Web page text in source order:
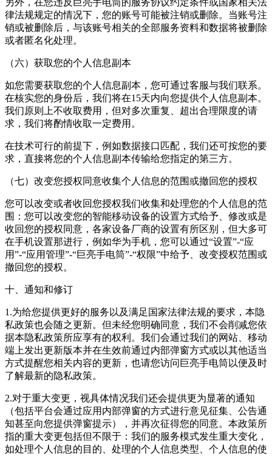
另外，在您违反巨亮手电筒的服务协议约定条件或国家相关法
律法规规定的情况下，您的账号可能被注销或删除。当账号注
销或被删除后，与该账号相关的全部服务资料和数据将被删除
或者匿名化处理。
（六）获取您的个人信息副本
如您需要获取您的个人信息副本，您可通过客服与我们联系。
在核实您的身份后，我们将在15天内向您提供个人信息副本。
我们原则上不收取费用，但对多次重复、超出合理限度的请
求，我们将酌情收取一定费用。
在技术可行的前提下，例如数据接口匹配，我们还可按您的要
求，直接将您的个人信息副本传输给您指定的第三方。
（七）改变您授权同意收集个人信息的范围或撤回您的授权
您可以改变或者收回您授权我们收集和处理您的个人信息的范
围：您可以改变您的智能移动设备的设置方式给予、修改或是
收回您的授权同意，各家设备厂商的设置有所区别，但大多可
在手机设置那进行，例如华为手机，您可以通过“设置”-“应
用”-“应用管理”-“巨亮手电筒”-“权限”中给予、改变授权范围或
撤回您的授权。
十、通知和修订
1.为给您提供更好的服务以及满足国家法律法规的要求，本隐
私政策也会随之更新。但未经您明确同意，我们不会削减您依
据本隐私政策所应享有的权利。我们会通过我们的网站、移动
端上发出更新版本并在生效前通过内部弹窗方式或以其他适当
方式提醒您相关内容的更新，也请您访问巨亮手电筒以便及时
了解最新的隐私政策。
2.对于重大变更，视具体情况我们还会提供更为显著的通知
（包括平台会通过应用内部弹窗的方式进行意见征集、公告通
知甚至向您提供弹窗提示），并再次征得您的同意。本政策所
指的重大变更包括但不限于：我们的服务模式发生重大变化，
如处理个人信息的目的、处理的个人信息类型、个人信息的使